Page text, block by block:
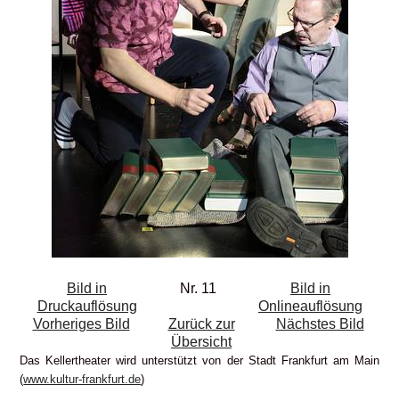
Bild in
Druckauflösung
Nr. 11
Bild in
Onlineauflösung
Vorheriges Bild
Zurück zur
Übersicht
Nächstes Bild
Das Kellertheater wird unterstützt von der Stadt Frankfurt am Main
(www.kultur-frankfurt.de)